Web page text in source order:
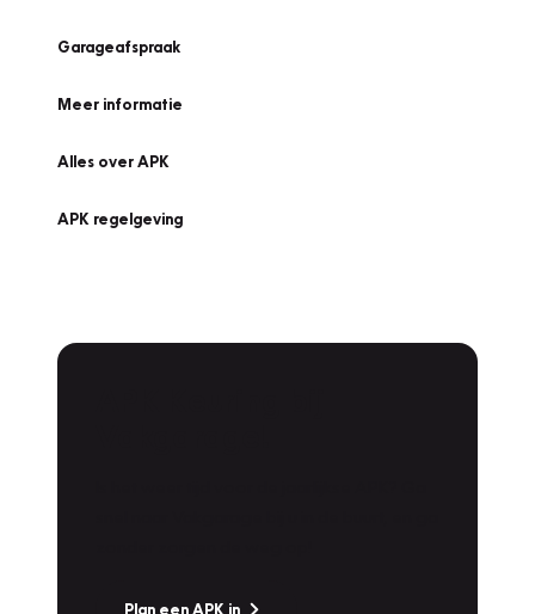
Garageafspraak
Meer informatie
Alles over APK
APK regelgeving
Plan een APK in